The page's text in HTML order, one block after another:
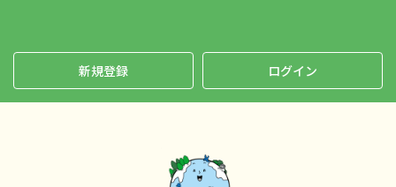
新規登録 ログイン